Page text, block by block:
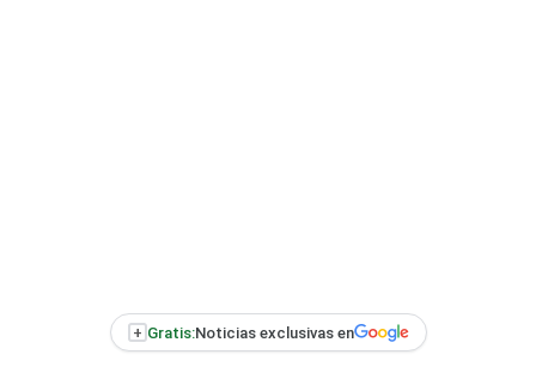
+ Gratis:Noticias exclusivas en